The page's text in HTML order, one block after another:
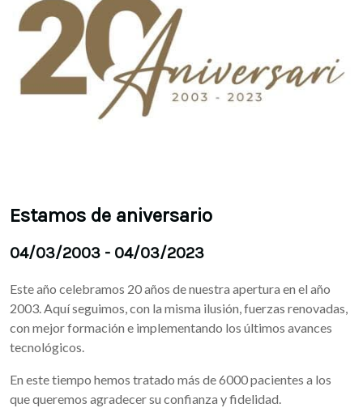
Estamos de aniversario
04/03/2003 - 04/03/2023
Este año celebramos 20 años de nuestra apertura en el año
2003. Aquí seguimos, con la misma ilusión, fuerzas renovadas,
con mejor formación e implementando los últimos avances
tecnológicos.
En este tiempo hemos tratado más de 6000 pacientes a los
que queremos agradecer su confianza y fidelidad.